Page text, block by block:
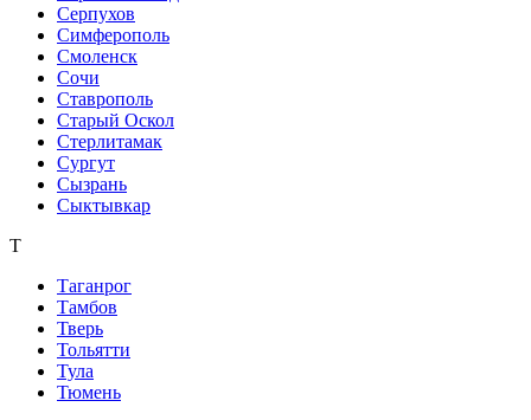
Серпухов
Симферополь
Смоленск
Сочи
Ставрополь
Старый Оскол
Стерлитамак
Сургут
Сызрань
Сыктывкар
Т
Таганрог
Тамбов
Тверь
Тольятти
Тула
Тюмень